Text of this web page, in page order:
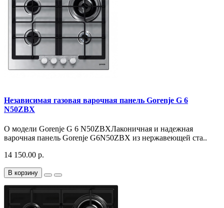
Независимая газовая варочная панель Gorenje G 6
N50ZBX
О модели Gorenje G 6 N50ZBXЛаконичная и надежная
варочная панель Gorenje G6N50ZBX из нержавеющей ста..
14 150.00 р.
В корзину